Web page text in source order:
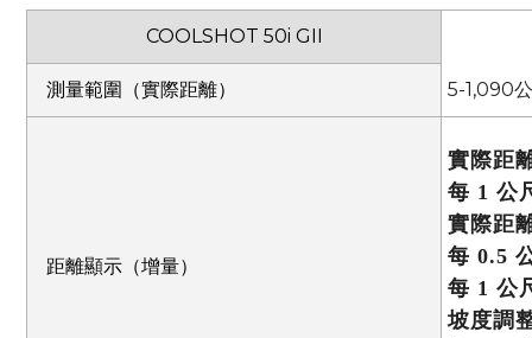
COOLSHOT 50i GII
測量範圍（實際距離） 5-1,090
距離顯示（增量）
實際距
每 1 公
實際距
每 0.5
每 1 公
坡度調